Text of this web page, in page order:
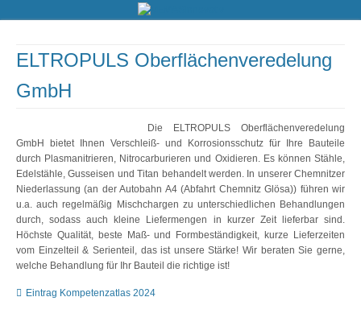
ELTROPULS Oberflächenveredelung
GmbH
Die ELTROPULS Oberflächenveredelung
GmbH bietet Ihnen Verschleiß- und Korrosionsschutz für Ihre Bauteile
durch Plasmanitrieren, Nitrocarburieren und Oxidieren. Es können Stähle,
Edelstähle, Gusseisen und Titan behandelt werden. In unserer Chemnitzer
Niederlassung (an der Autobahn A4 (Abfahrt Chemnitz Glösa)) führen wir
u.a. auch regelmäßig Mischchargen zu unterschiedlichen Behandlungen
durch, sodass auch kleine Liefermengen in kurzer Zeit lieferbar sind.
Höchste Qualität, beste Maß- und Formbeständigkeit, kurze Lieferzeiten
vom Einzelteil & Serienteil, das ist unsere Stärke! Wir beraten Sie gerne,
welche Behandlung für Ihr Bauteil die richtige ist!
Eintrag Kompetenzatlas 2024